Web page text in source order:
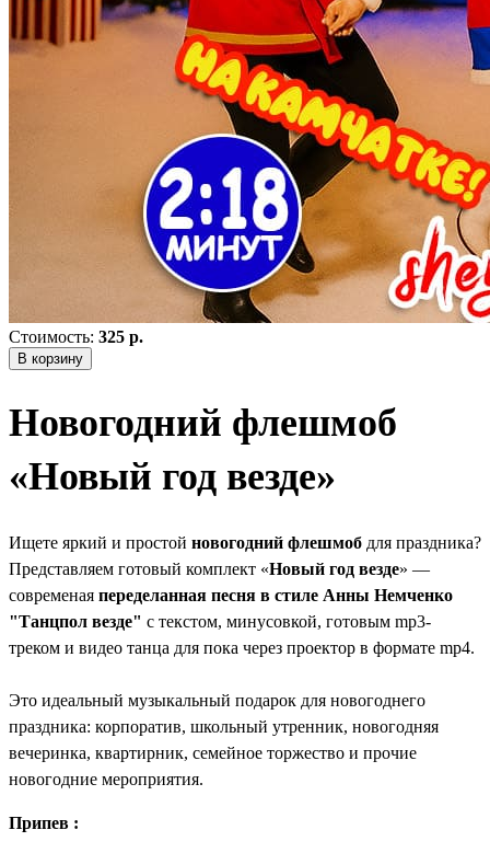
Стоимость: 325 р.
В корзину
Новогодний флешмоб
«Новый год везде»
Ищете яркий и простой новогодний флешмоб для праздника?
Представляем готовый комплект «Новый год везде» —
современая переделанная песня в стиле Анны Немченко
"Танцпол везде" с текстом, минусовкой, готовым mp3-
треком и видео танца для пока через проектор в формате mp4.
Это идеальный музыкальный подарок для новогоднего
праздника: корпоратив, школьный утренник, новогодняя
вечеринка, квартирник, семейное торжество и прочие
новогодние мероприятия.
Припев :